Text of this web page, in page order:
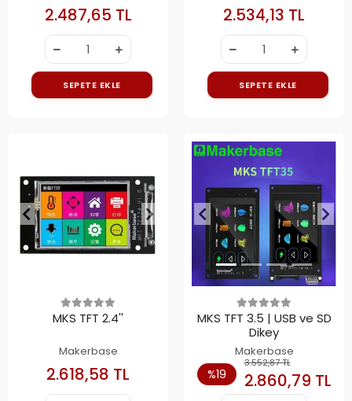
2.487,65 TL
SEPETE EKLE
2.534,13 TL
SEPETE EKLE
MKS TFT 2.4''
Makerbase
2.618,58 TL
MKS TFT 3.5 | USB ve SD
Dikey
Makerbase
%19
3.552,87 TL
2.860,79 TL